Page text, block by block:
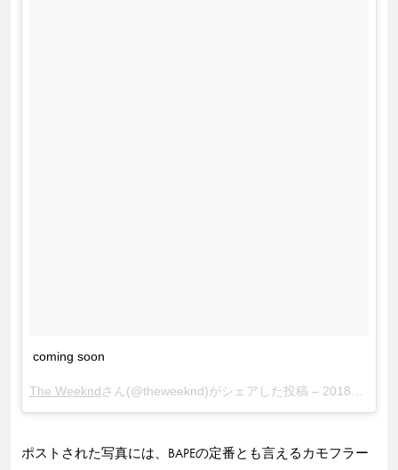
coming soon
The Weekndさん(@theweeknd)がシェアした投稿 – 2018年 4月月30日午後3時35分PDT
ポストされた写真には、BAPEの定番とも言えるカモフラー